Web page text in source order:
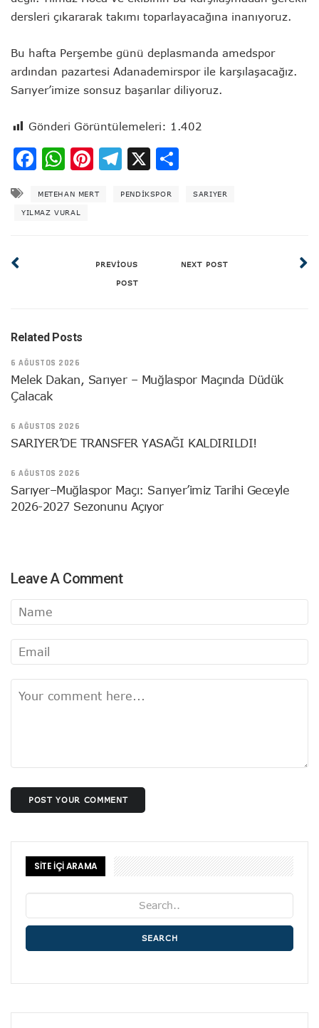
dersleri çıkararak takımı toparlayacağına inanıyoruz.
Bu hafta Perşembe günü deplasmanda amedspor
ardından pazartesi Adanademirspor ile karşılaşacağız.
Sarıyer’imize sonsuz başarılar diliyoruz.
Gönderi Görüntülemeleri: 1.402
Facebook
WhatsApp
Pinterest
Telegram
X
METEHAN MERT PENDIKSPOR SARIYER
YILMAZ VURAL
PREVIOUS
POST
NEXT POST
Related Posts
6 AĞUSTOS 2026
Melek Dakan, Sarıyer – Muğlaspor Maçında Düdük
Çalacak
6 AĞUSTOS 2026
SARIYER’DE TRANSFER YASAĞI KALDIRILDI!
6 AĞUSTOS 2026
Sarıyer–Muğlaspor Maçı: Sarıyer’imiz Tarihi Geceyle
2026-2027 Sezonunu Açıyor
Leave A Comment
POST YOUR COMMENT
SİTE İÇİ ARAMA
SEARCH